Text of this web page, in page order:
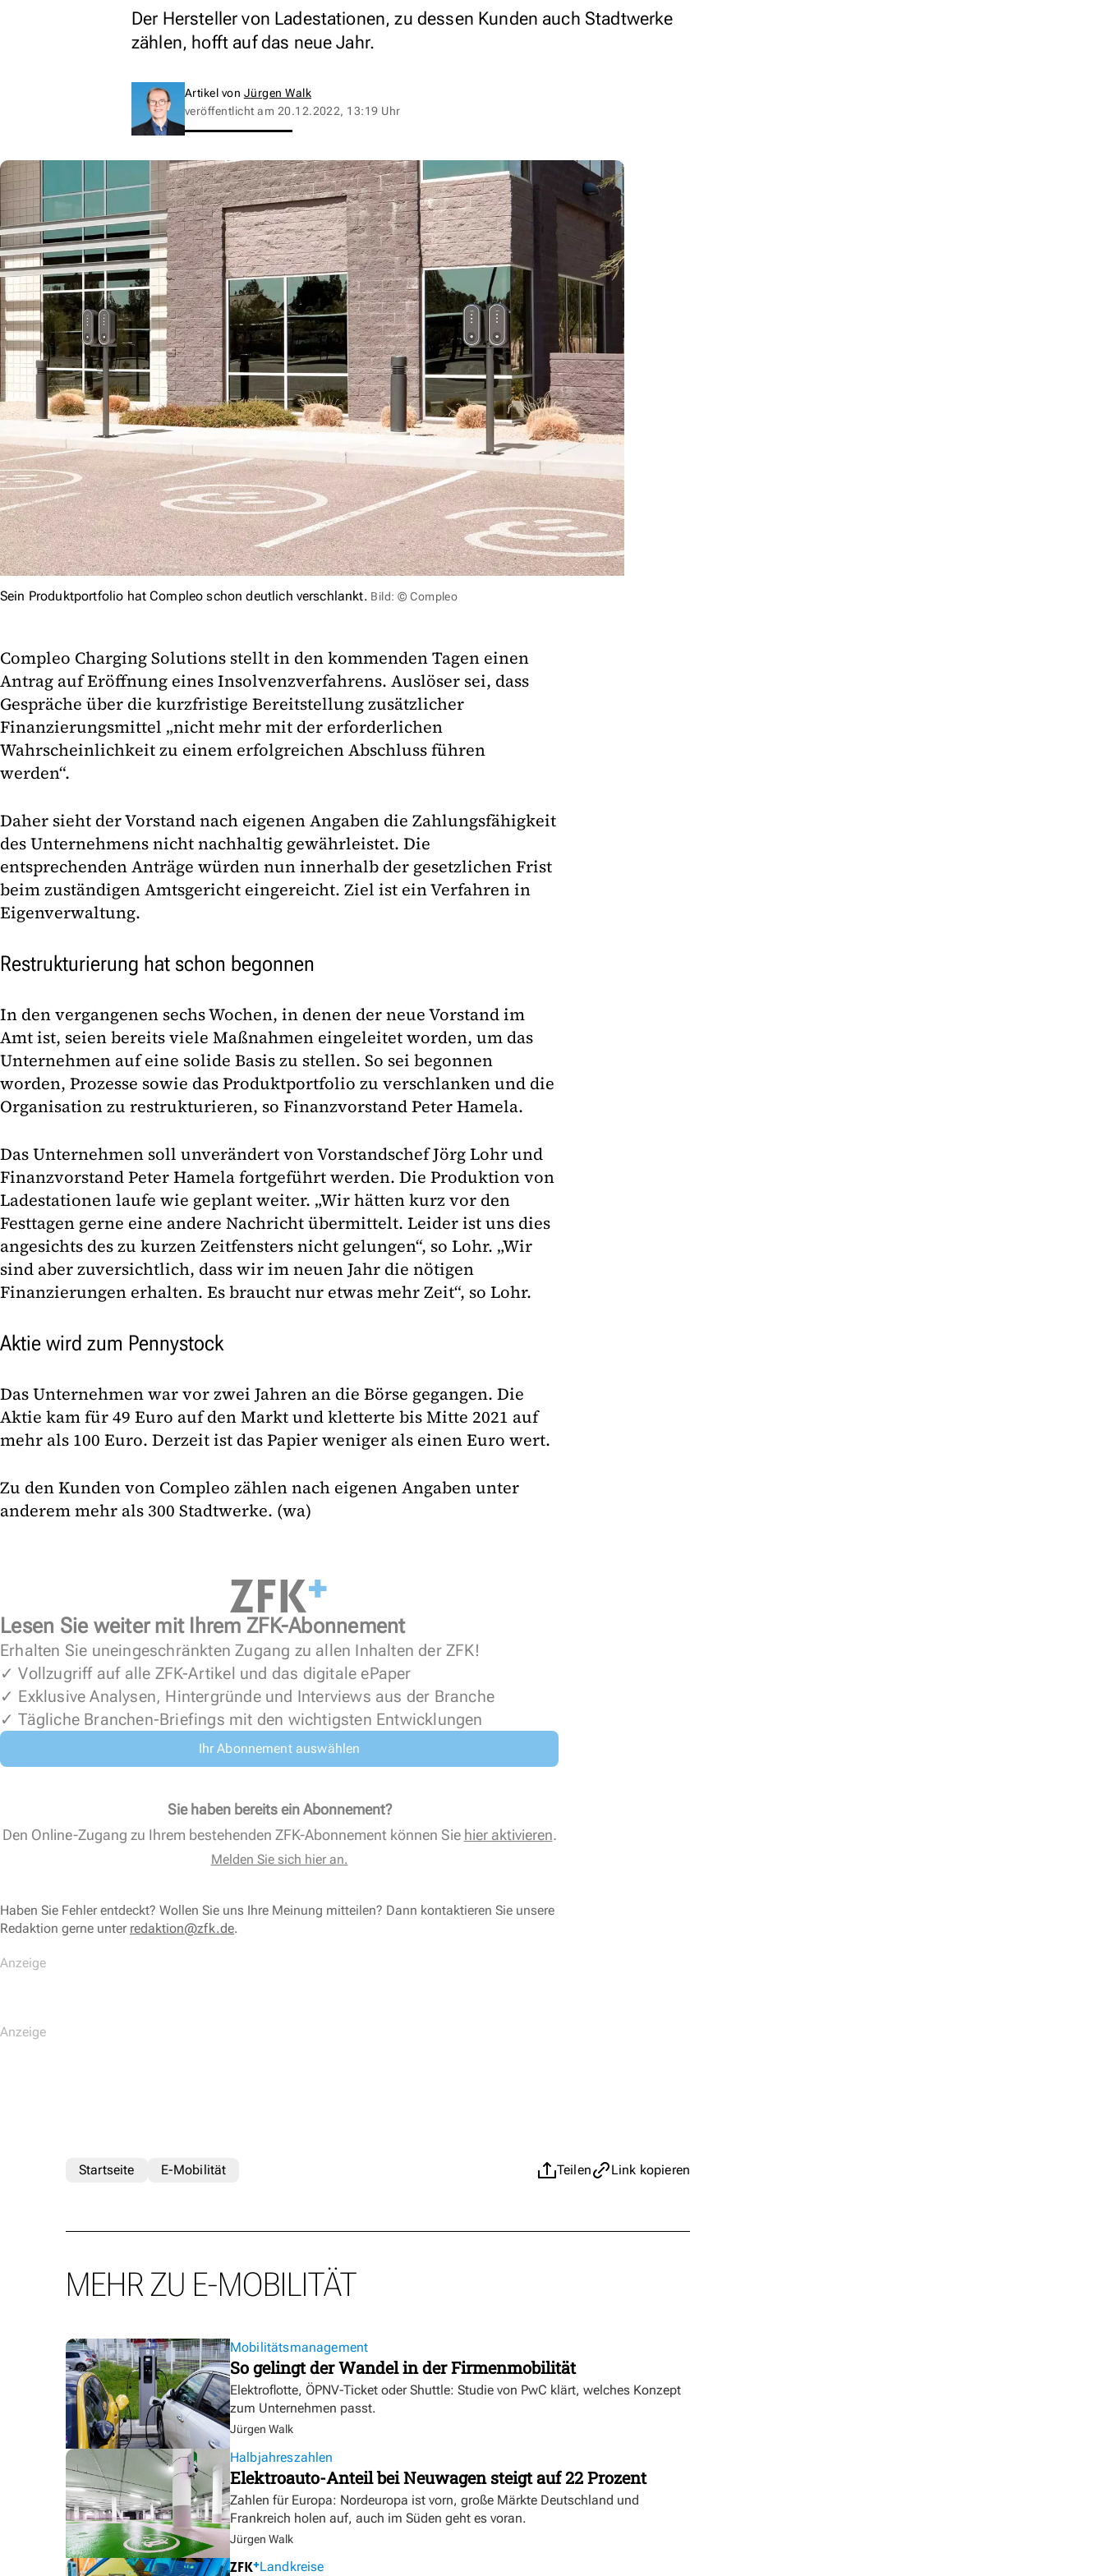
Der Hersteller von Ladestationen, zu dessen Kunden auch Stadtwerke
zählen, hofft auf das neue Jahr.
Artikel von Jürgen Walk
veröffentlicht am 20.12.2022, 13:19 Uhr
Sein Produktportfolio hat Compleo schon deutlich verschlankt. Bild: © Compleo
Compleo Charging Solutions stellt in den kommenden Tagen einen
Antrag auf Eröffnung eines Insolvenzverfahrens. Auslöser sei, dass
Gespräche über die kurzfristige Bereitstellung zusätzlicher
Finanzierungsmittel „nicht mehr mit der erforderlichen
Wahrscheinlichkeit zu einem erfolgreichen Abschluss führen
werden“.
Daher sieht der Vorstand nach eigenen Angaben die Zahlungsfähigkeit
des Unternehmens nicht nachhaltig gewährleistet. Die
entsprechenden Anträge würden nun innerhalb der gesetzlichen Frist
beim zuständigen Amtsgericht eingereicht. Ziel ist ein Verfahren in
Eigenverwaltung.
Restrukturierung hat schon begonnen
In den vergangenen sechs Wochen, in denen der neue Vorstand im
Amt ist, seien bereits viele Maßnahmen eingeleitet worden, um das
Unternehmen auf eine solide Basis zu stellen. So sei begonnen
worden, Prozesse sowie das Produktportfolio zu verschlanken und die
Organisation zu restrukturieren, so Finanzvorstand Peter Hamela.
Das Unternehmen soll unverändert von Vorstandschef Jörg Lohr und
Finanzvorstand Peter Hamela fortgeführt werden. Die Produktion von
Ladestationen laufe wie geplant weiter. „Wir hätten kurz vor den
Festtagen gerne eine andere Nachricht übermittelt. Leider ist uns dies
angesichts des zu kurzen Zeitfensters nicht gelungen“, so Lohr. „Wir
sind aber zuversichtlich, dass wir im neuen Jahr die nötigen
Finanzierungen erhalten. Es braucht nur etwas mehr Zeit“, so Lohr.
Aktie wird zum Pennystock
Das Unternehmen war vor zwei Jahren an die Börse gegangen. Die
Aktie kam für 49 Euro auf den Markt und kletterte bis Mitte 2021 auf
mehr als 100 Euro. Derzeit ist das Papier weniger als einen Euro wert.
Zu den Kunden von Compleo zählen nach eigenen Angaben unter
anderem mehr als 300 Stadtwerke. (wa)
Lesen Sie weiter mit Ihrem ZFK-Abonnement
Erhalten Sie uneingeschränkten Zugang zu allen Inhalten der ZFK!
✓ Vollzugriff auf alle ZFK-Artikel und das digitale ePaper
✓ Exklusive Analysen, Hintergründe und Interviews aus der Branche
✓ Tägliche Branchen-Briefings mit den wichtigsten Entwicklungen
Ihr Abonnement auswählen
Sie haben bereits ein Abonnement?
Den Online-Zugang zu Ihrem bestehenden ZFK-Abonnement können Sie hier aktivieren.
Melden Sie sich hier an.
Haben Sie Fehler entdeckt? Wollen Sie uns Ihre Meinung mitteilen? Dann kontaktieren Sie unsere
Redaktion gerne unter redaktion@zfk.de.
Teilen Link kopieren
Startseite E-Mobilität
MEHR ZU E-MOBILITÄT
Mobilitätsmanagement
So gelingt der Wandel in der Firmenmobilität
Elektroflotte, ÖPNV-Ticket oder Shuttle: Studie von PwC klärt, welches Konzept
zum Unternehmen passt.
Jürgen Walk
Halbjahreszahlen
Elektroauto-Anteil bei Neuwagen steigt auf 22 Prozent
Zahlen für Europa: Nordeuropa ist vorn, große Märkte Deutschland und
Frankreich holen auf, auch im Süden geht es voran.
Jürgen Walk
Landkreise